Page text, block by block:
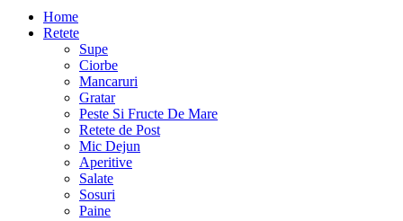
Home
Retete
Supe
Ciorbe
Mancaruri
Gratar
Peste Si Fructe De Mare
Retete de Post
Mic Dejun
Aperitive
Salate
Sosuri
Paine